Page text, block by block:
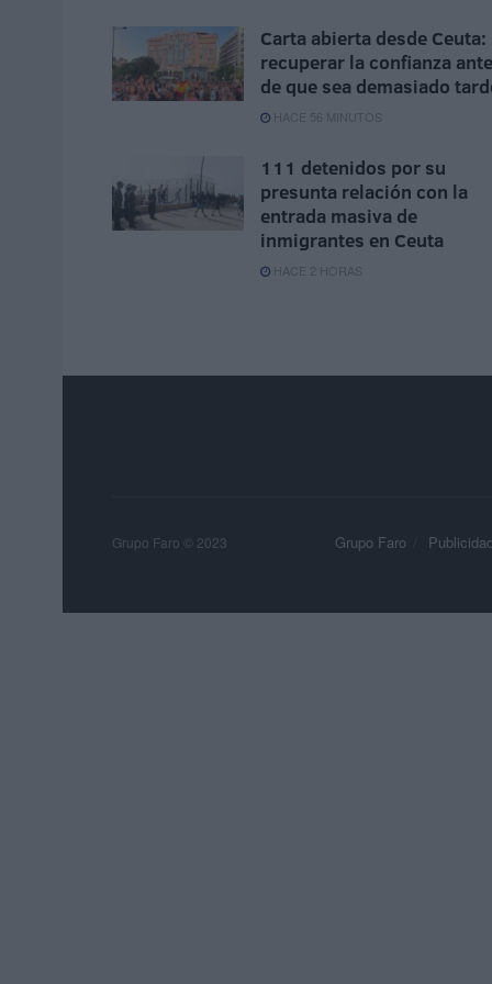
Carta abierta desde Ceuta:
recuperar la confianza
de que sea demasiado
HACE 56 MINUTOS
111 detenidos por su
presunta relación con la
entrada masiva de
inmigrantes en Ceuta
HACE 2 HORAS
Grupo Faro Publicidad
Grupo Faro © 2023